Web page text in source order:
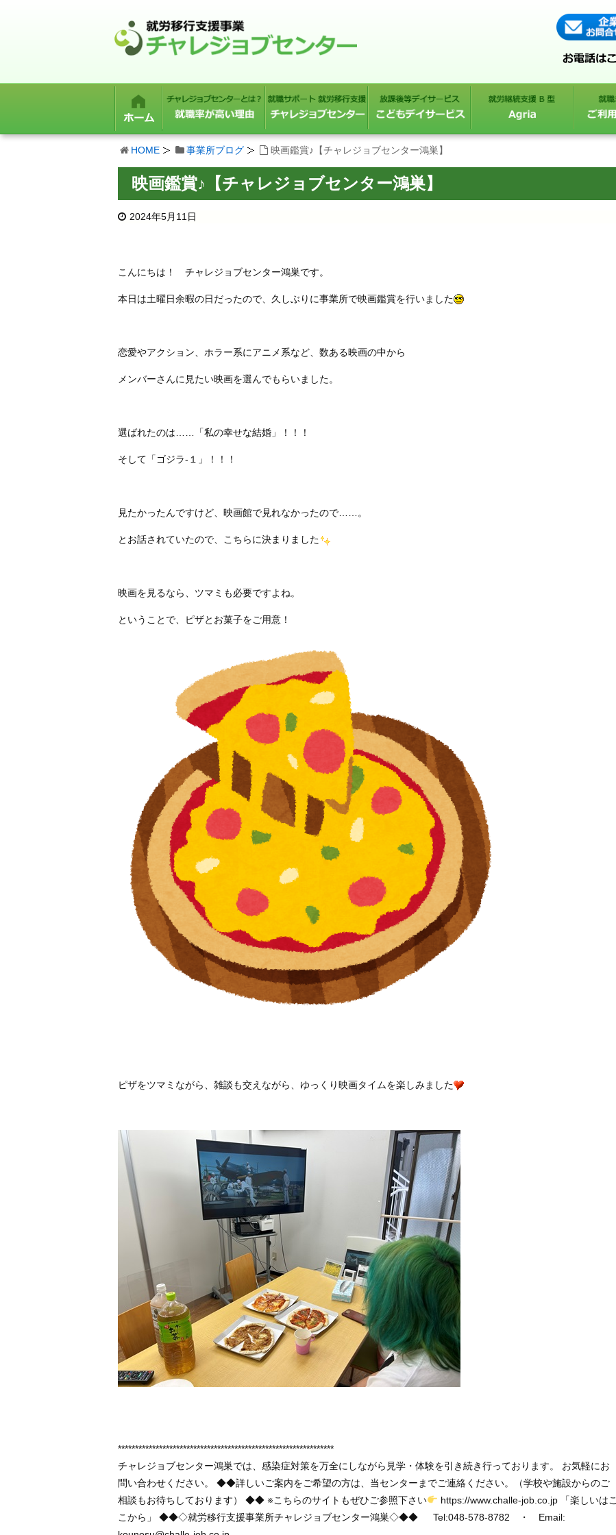
HOME 事業所ブログ 映画鑑賞♪【チャレジョブセンター鴻巣】
映画鑑賞♪【チャレジョブセンター鴻巣】
2024年5月11日
こんにちは！ チャレジョブセンター鴻巣です。
本日は土曜日余暇の日だったので、久しぶりに事業所で映画鑑賞を行いました
恋愛やアクション、ホラー系にアニメ系など、数ある映画の中から
メンバーさんに見たい映画を選んでもらいました。
選ばれたのは……「私の幸せな結婚」！！！
そして「ゴジラ‐１」！！！
見たかったんですけど、映画館で見れなかったので……。
とお話されていたので、こちらに決まりました
映画を見るなら、ツマミも必要ですよね。
ということで、ピザとお菓子をご用意！
ピザをツマミながら、雑談も交えながら、ゆっくり映画タイムを楽しみました
***************************************************************
チャレジョブセンター鴻巣では、感染症対策を万全にしながら見学・体験を引き続き行っております。 お気軽にお
問い合わせください。 ◆◆詳しいご案内をご希望の方は、当センターまでご連絡ください。（学校や施設からのご
相談もお待ちしております） ◆◆ ※こちらのサイトもぜひご参照下さい
https://www.challe-job.co.jp 「楽しいはこ
こから」 ◆◆◇就労移行支援事業所チャレジョブセンター鴻巣◇◆◆ Tel:048-578-8782 ・ Email: